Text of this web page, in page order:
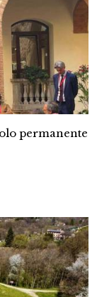
permanente